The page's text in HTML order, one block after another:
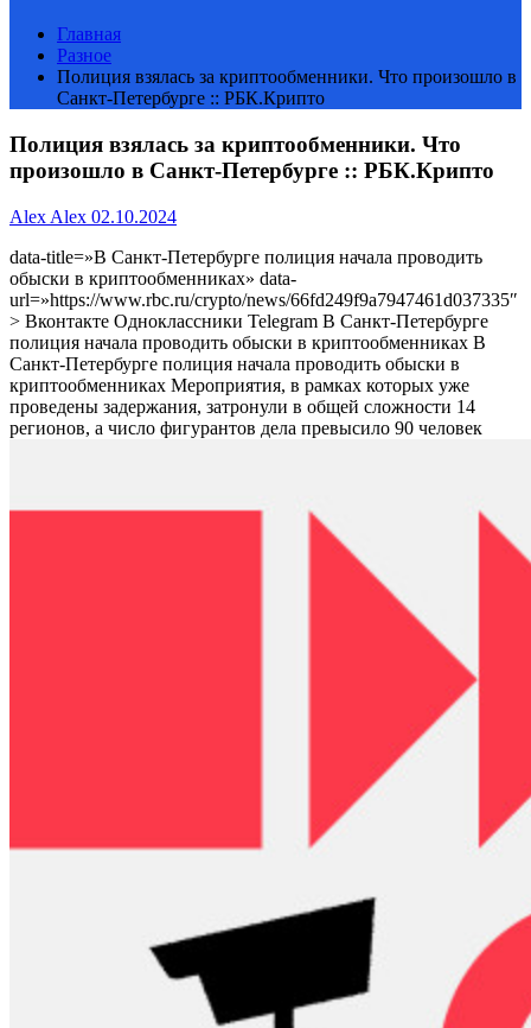
Главная
Разное
Полиция взялась за криптообменники. Что произошло в
Санкт-Петербурге :: РБК.Крипто
Полиция взялась за криптообменники. Что
произошло в Санкт-Петербурге :: РБК.Крипто
Alex Alex 02.10.2024
data-title=»В Санкт-Петербурге полиция начала проводить
обыски в криптообменниках» data-
url=»https://www.rbc.ru/crypto/news/66fd249f9a7947461d037335″
> Вконтакте Одноклассники Telegram В Санкт-Петербурге
полиция начала проводить обыски в криптообменниках В
Санкт-Петербурге полиция начала проводить обыски в
криптообменниках Мероприятия, в рамках которых уже
проведены задержания, затронули в общей сложности 14
регионов, а число фигурантов дела превысило 90 человек